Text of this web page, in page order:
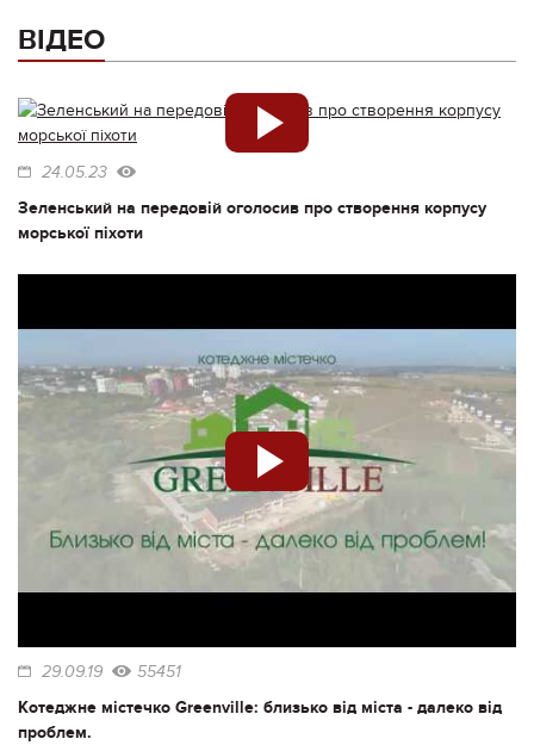
ВІДЕО
24.05.23
Зеленський на передовій оголосив про створення корпусу
морської піхоти
29.09.19 55451
Котеджне містечко Greenville: близько від міста - далеко від
проблем.